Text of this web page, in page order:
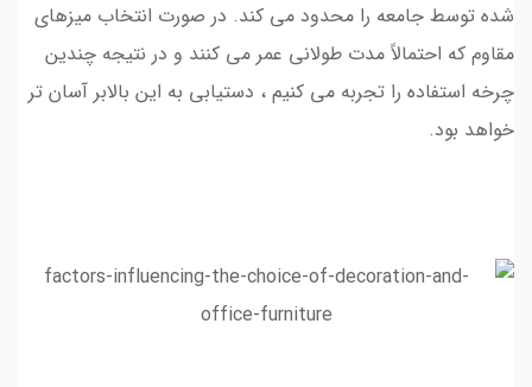
شده توسط جامعه را محدود می کند. در صورت انتخاب میزهای
مقاوم که احتمالاً مدت طولانی عمر می کنند و در نتیجه چندین
چرخه استفاده را تجربه می کنیم ، دستیابی به این بالابر آسان تر
خواهد بود.